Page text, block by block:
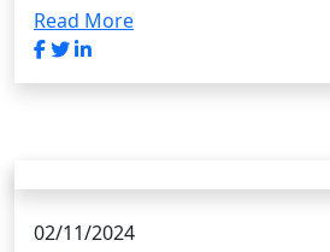
Read More
02/11/2024